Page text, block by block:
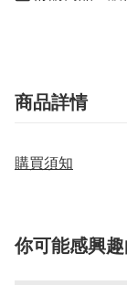
商品詳情
購買須知
你可能感興